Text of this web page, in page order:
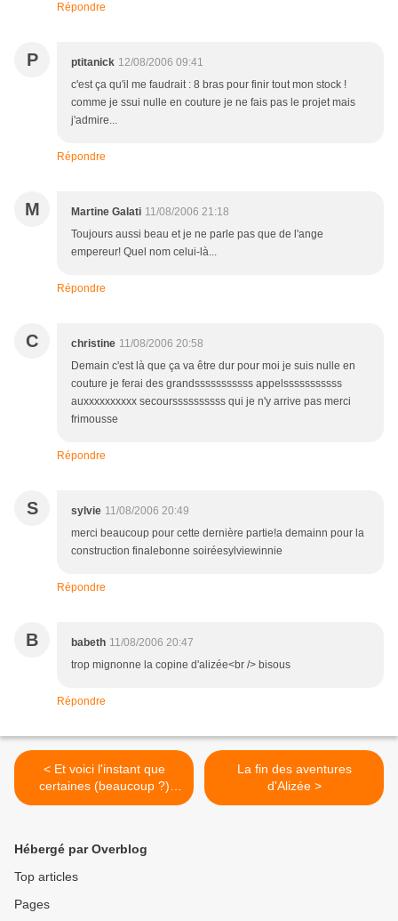
Répondre
P ptitanick 12/08/2006 09:41
c'est ça qu'il me faudrait : 8 bras pour finir tout mon stock !
comme je ssui nulle en couture je ne fais pas le projet mais
j'admire...
Répondre
M Martine Galati 11/08/2006 21:18
Toujours aussi beau et je ne parle pas que de l'ange
empereur! Quel nom celui-là...
Répondre
C christine 11/08/2006 20:58
Demain c'est là que ça va être dur pour moi je suis nulle en
couture je ferai des grandsssssssssss appelsssssssssss
auxxxxxxxxxx secourssssssssss qui je n'y arrive pas merci
frimousse
Répondre
S sylvie 11/08/2006 20:49
merci beaucoup pour cette dernière partie!a demainn pour la
construction finalebonne soiréesylviewinnie
Répondre
B babeth 11/08/2006 20:47
trop mignonne la copine d'alizée<br /> bisous
Répondre
< Et voici l'instant que
certaines (beaucoup ?)
attendent avec impatience :
La fin des aventures
d'Alizée >
Hébergé par Overblog
Top articles
Pages